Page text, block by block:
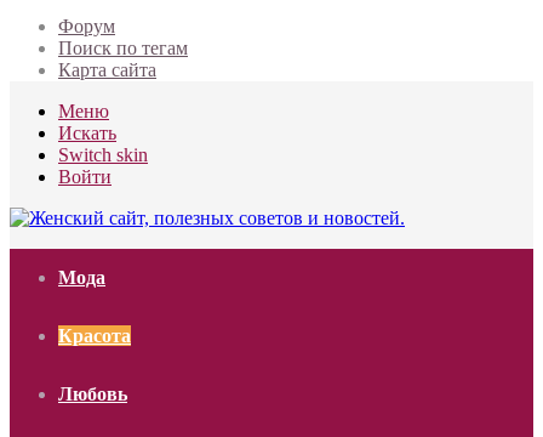
Форум
Поиск по тегам
Карта сайта
Меню
Искать
Switch skin
Войти
Мода
Красота
Любовь